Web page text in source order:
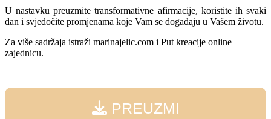
U nastavku preuzmite transformativne afirmacije, koristite ih svaki
dan i svjedočite promjenama koje Vam se događaju u Vašem životu.
Za više sadržaja istraži marinajelic.com i Put kreacije online
zajednicu.
PREUZMI